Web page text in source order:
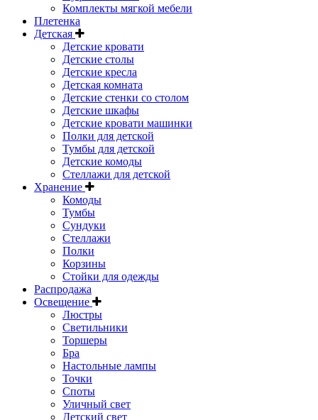
Комплекты мягкой мебели
Плетенка
Детская
Детские кровати
Детские столы
Детские кресла
Детская комната
Детские стенки со столом
Детские шкафы
Детские кровати машинки
Полки для детской
Тумбы для детской
Детские комоды
Стеллажи для детской
Хранение
Комоды
Тумбы
Сундуки
Стеллажи
Полки
Корзины
Стойки для одежды
Распродажа
Освещение
Люстры
Светильники
Торшеры
Бра
Настольные лампы
Точки
Споты
Уличный свет
Детский свет